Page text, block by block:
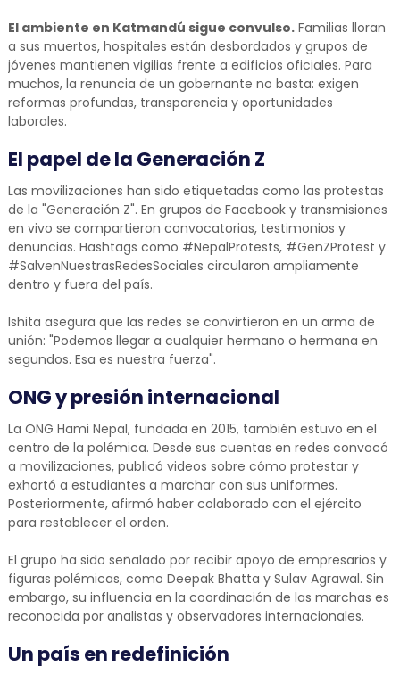
El ambiente en Katmandú sigue convulso.Familias lloran
a sus muertos, hospitales están desbordados y grupos de
jóvenes mantienen vigilias frente a edificios oficiales. Para
muchos, la renuncia de un gobernante no basta: exigen
reformas profundas, transparencia y oportunidades
laborales.
El papel de la Generación Z
Las movilizaciones han sido etiquetadas como las protestas
de la "Generación Z". En grupos de Facebook y transmisiones
en vivo se compartieron convocatorias, testimonios y
denuncias. Hashtags como #NepalProtests, #GenZProtest y
#SalvenNuestrasRedesSociales circularon ampliamente
dentro y fuera del país.
Ishita asegura que las redes se convirtieron en un arma de
unión: "Podemos llegar a cualquier hermano o hermana en
segundos. Esa es nuestra fuerza".
ONG y presión internacional
La ONG Hami Nepal, fundada en 2015, también estuvo en el
centro de la polémica. Desde sus cuentas en redes convocó
a movilizaciones, publicó videos sobre cómo protestar y
exhortó a estudiantes a marchar con sus uniformes.
Posteriormente, afirmó haber colaborado con el ejército
para restablecer el orden.
El grupo ha sido señalado por recibir apoyo de empresarios y
figuras polémicas, como Deepak Bhatta y Sulav Agrawal. Sin
embargo, su influencia en la coordinación de las marchas es
reconocida por analistas y observadores internacionales.
Un país en redefinición